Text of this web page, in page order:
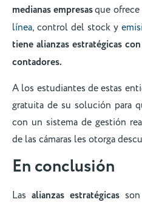
medianas empresasque
línea, control del stock y
tiene alianzas estratégicas
contadores.
A los estudiantes de estas
gratuita de su solución para
con un sistema de gestión
de las cámaras les otorga
En conclusión
Las alianzas estratégicas